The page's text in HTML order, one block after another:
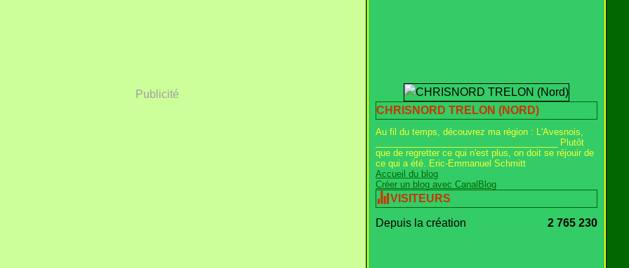
Publicité
CHRISNORD TRELON (NORD)
Au fil du temps, découvrez ma région : L'Avesnois,
_____________________________________ Plutôt
que de regretter ce qui n'est plus, on doit se réjouir de
ce qui a été. Eric-Emmanuel Schmitt
Accueil du blog
Créer un blog avec CanalBlog
VISITEURS
Depuis la création 2 765 230